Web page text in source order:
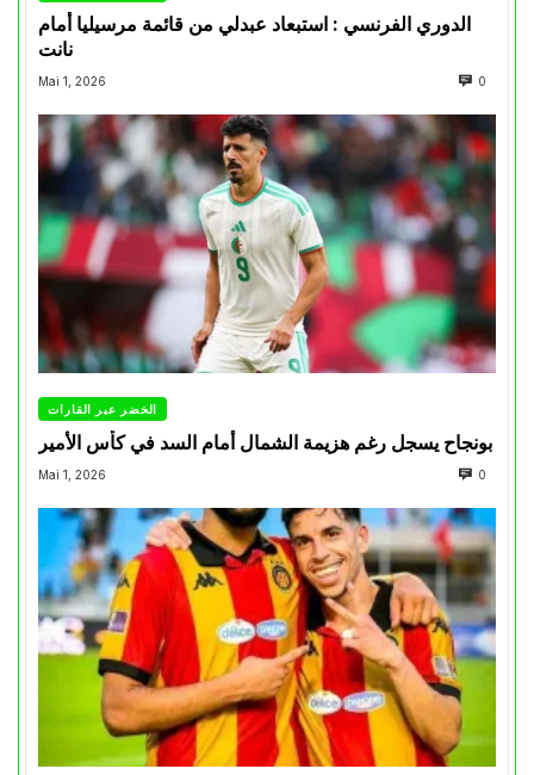
الدوري الفرنسي : استبعاد عبدلي من قائمة مرسيليا أمام
نانت
Mai 1, 2026 0
الخضر عبر القارات
بونجاح يسجل رغم هزيمة الشمال أمام السد في كأس الأمير
Mai 1, 2026 0